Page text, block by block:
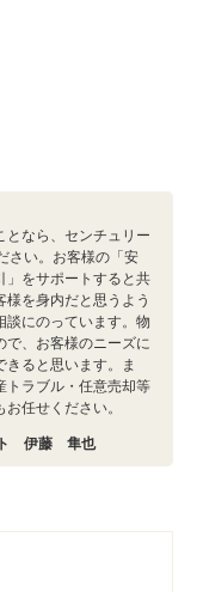
となら、センチュリー
さい。お客様の「安
」をサポートすると共
様を身内だと思うよう
談にのっています。物
で、お客様のニーズに
きると思います。ま
トラブル・任意売却等
任せください。
ト 伊藤 隼也